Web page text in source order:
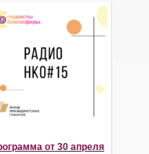
от 30 апреля